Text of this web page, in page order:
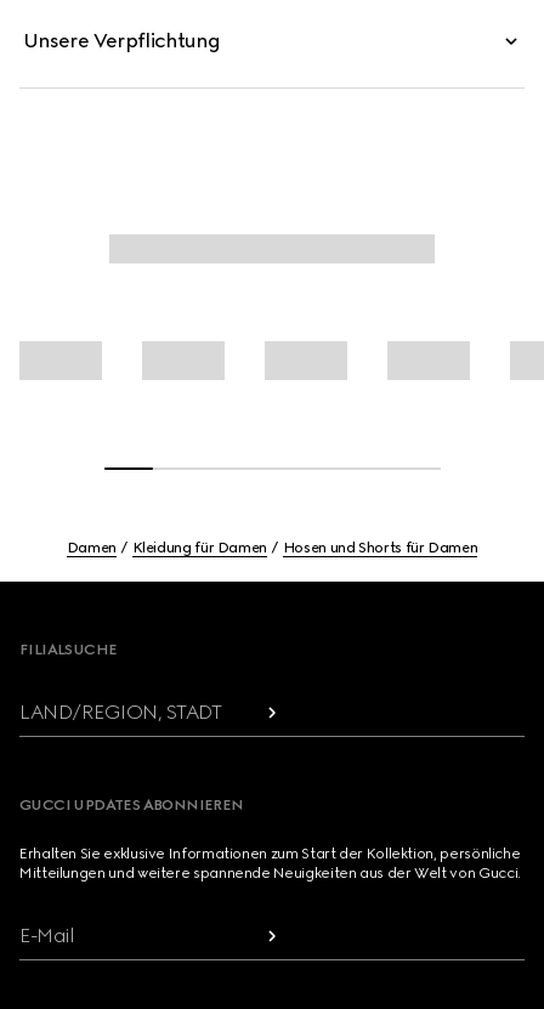
Unsere Verpflichtung
Damen Kleidung für Damen Hosen und Shorts für Damen
FILIALSUCHE
LAND/REGION, STADT
GUCCI UPDATES ABONNIEREN
Erhalten Sie exklusive Informationen zum Start der Kollektion, persönliche
Mitteilungen und weitere spannende Neuigkeiten aus der Welt von Gucci.
E-Mail